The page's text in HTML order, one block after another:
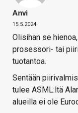
Anvi
15.5.2024
Olisihan se
prosessori- tai
tuotantoa.
Sentään
tulee ASML:ltä
alueilla ei ole